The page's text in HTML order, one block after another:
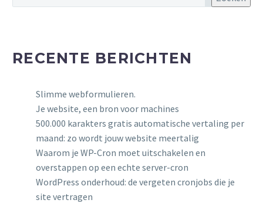
RECENTE BERICHTEN
Slimme webformulieren.
Je website, een bron voor machines
500.000 karakters gratis automatische vertaling per
maand: zo wordt jouw website meertalig
Waarom je WP-Cron moet uitschakelen en
overstappen op een echte server-cron
WordPress onderhoud: de vergeten cronjobs die je
site vertragen